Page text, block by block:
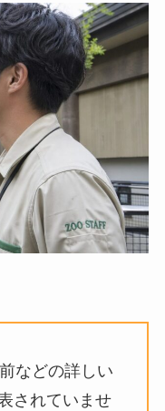
などの詳しい
されていませ